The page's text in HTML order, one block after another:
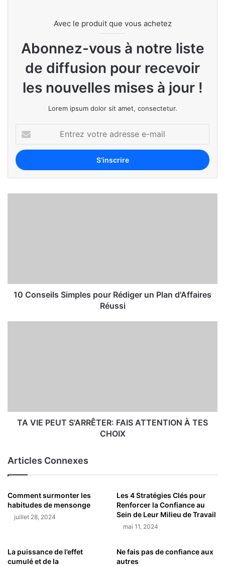
Avec le produit que vous achetez
Abonnez-vous à notre liste
de diffusion pour recevoir
les nouvelles mises à jour !
Lorem ipsum dolor sit amet, consectetur.
10 Conseils Simples pour Rédiger un Plan d'Affaires
Réussi
TA VIE PEUT S'ARRÊTER: FAIS ATTENTION À TES
CHOIX
Articles Connexes
Comment surmonter les
habitudes de mensonge
juillet 28, 2024
Les 4 Stratégies Clés pour
Renforcer la Confiance au
Sein de Leur Milieu de Travail
mai 11, 2024
La puissance de l’effet
cumulé et de la
Ne fais pas de confiance aux
autres